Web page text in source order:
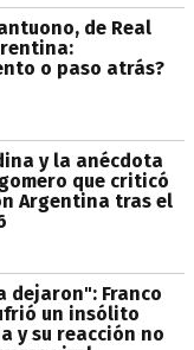
de Real
o paso atrás?
y la anécdota
que criticó
Argentina tras el
dejaron": Franco
un insólito
y su reacción no